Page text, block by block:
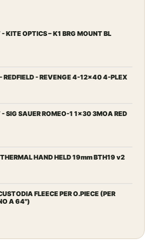
KITE OPTICS – K1 BRG MOUNT BL
REDFIELD - REVENGE 4-12x40 4-PLEX
- SIG SAUER ROMEO-1 1x30 3MOA RED
HAND HELD 19mm BTH19 v2
FLEECE PER O.PIECE (PER
A 64")